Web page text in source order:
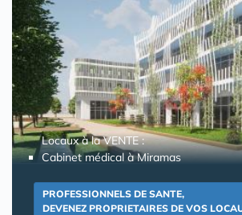
Locaux à la VENTE :
Cabinet médical à Miramas
PROFESSIONNELS DE SANTE,
DEVENEZ PROPRIETAIRES DE VOS